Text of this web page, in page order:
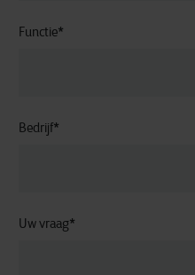
Functie*
Bedrijf*
Uw vraag*